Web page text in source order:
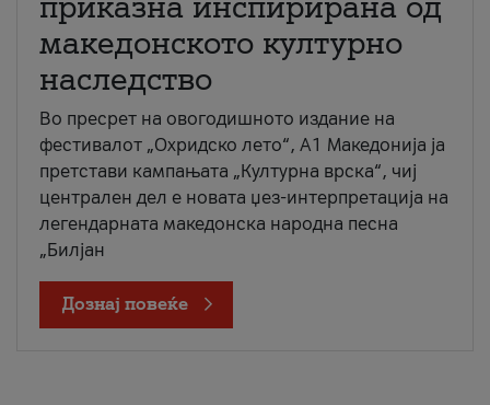
македонското културно
наследство
Во пресрет на овогодишното издание на
фестивалот „Охридско лето“, А1 Македонија ја
претстави кампањата „Културна врска“, чиј
централен дел е новата џез-интерпретација на
легендарната македонска народна песна
„Билјан
Дознај повеќе